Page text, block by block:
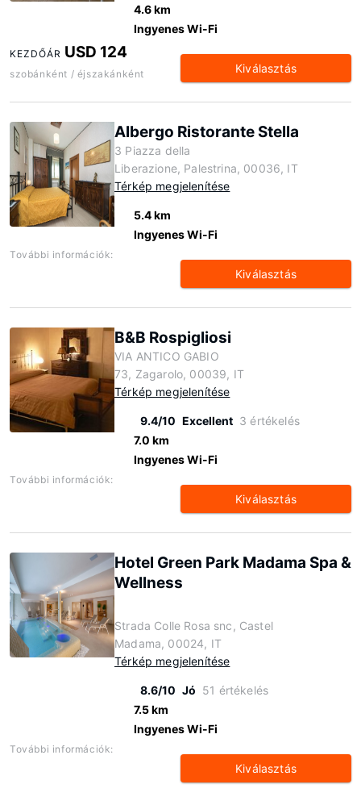
4.6 km
Ingyenes Wi-Fi
KEZDŐÁR USD 124
szobánként / éjszakánként Kiválasztás
Albergo Ristorante Stella
3 Piazza della
Liberazione, Palestrina, 00036, IT
Térkép megjelenítése
5.4 km
Ingyenes Wi-Fi
További információk:
Kiválasztás
B&B Rospigliosi
VIA ANTICO GABIO
73, Zagarolo, 00039, IT
Térkép megjelenítése
9.4/10 Excellent 3 értékelés
7.0 km
Ingyenes Wi-Fi
További információk:
Kiválasztás
Hotel Green Park Madama Spa &
Wellness
Strada Colle Rosa snc, Castel
Madama, 00024, IT
Térkép megjelenítése
8.6/10 Jó 51 értékelés
7.5 km
Ingyenes Wi-Fi
További információk:
Kiválasztás